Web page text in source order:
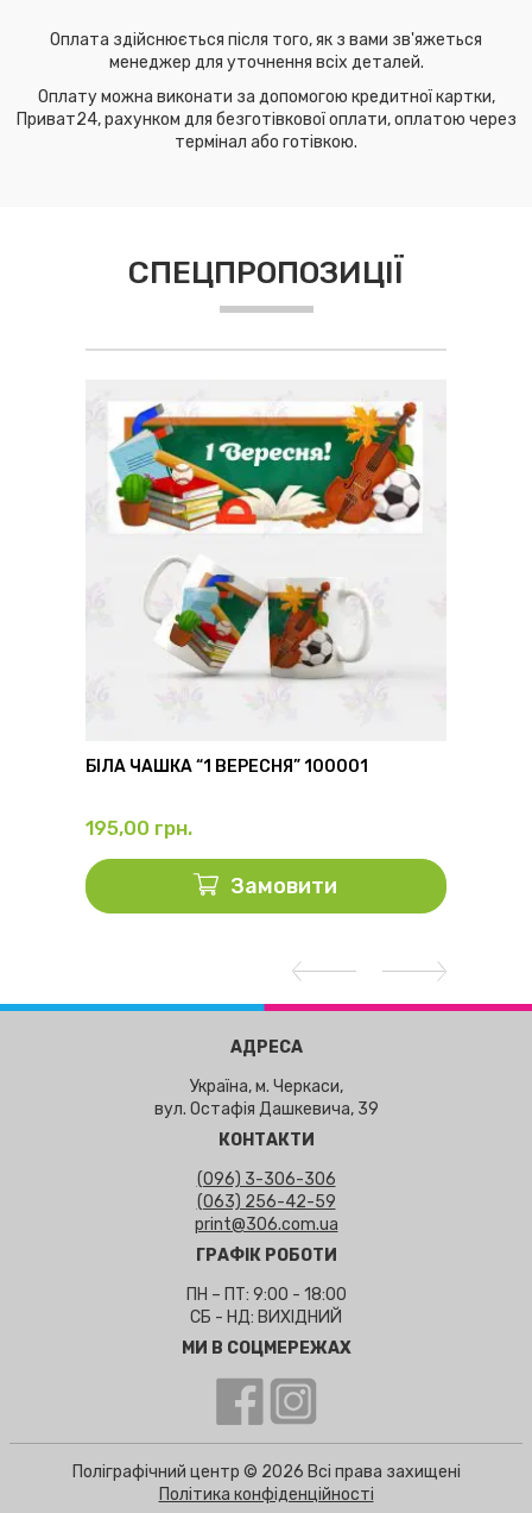
Оплата здійснюється після того, як з вами зв'яжеться
менеджер для уточнення всіх деталей.
Оплату можна виконати за допомогою кредитної картки,
Приват24, рахунком для безготівкової оплати, оплатою через
термінал або готівкою.
СПЕЦПРОПОЗИЦІЇ
БІЛА ЧАШКА “1 ВЕРЕСНЯ” 100001
195,00 грн.
Замовити
АДРЕСА
Україна, м. Черкаси,
вул. Остафія Дашкевича, 39
КОНТАКТИ
(096) 3-306-306
(063) 256-42-59
print@306.com.ua
ГРАФІК РОБОТИ
ПН – ПТ: 9:00 - 18:00
СБ - НД: ВИХІДНИЙ
МИ В СОЦМЕРЕЖАХ
Поліграфічний центр © 2026 Всі права захищені
Політика конфіденційності